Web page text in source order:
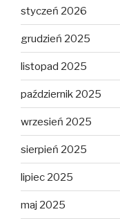
styczeń 2026
grudzień 2025
listopad 2025
październik 2025
wrzesień 2025
sierpień 2025
lipiec 2025
maj 2025